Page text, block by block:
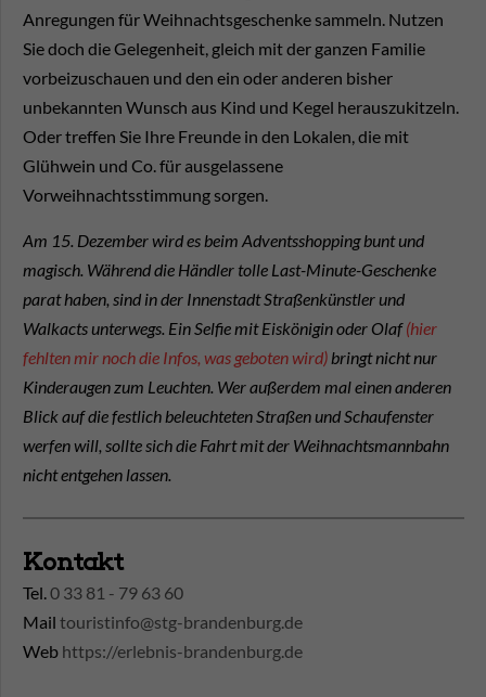
Anregungen für Weihnachtsgeschenke sammeln. Nutzen
Sie doch die Gelegenheit, gleich mit der ganzen Familie
vorbeizuschauen und den ein oder anderen bisher
unbekannten Wunsch aus Kind und Kegel herauszukitzeln.
Oder treffen Sie Ihre Freunde in den Lokalen, die mit
Glühwein und Co. für ausgelassene
Vorweihnachtsstimmung sorgen.
Am 15. Dezember wird es beim Adventsshopping bunt und
magisch. Während die Händler tolle Last-Minute-Geschenke
parat haben, sind in der Innenstadt Straßenkünstler und
Walkacts unterwegs. Ein Selfie mit Eiskönigin oder Olaf(hier
fehlten mir noch die Infos, was geboten wird) bringt nicht nur
Kinderaugen zum Leuchten. Wer außerdem mal einen anderen
Blick auf die festlich beleuchteten Straßen und Schaufenster
werfen will, sollte sich die Fahrt mit der Weihnachtsmannbahn
nicht entgehen lassen.
Kontakt
Tel.0 33 81 - 79 63 60
Mail touristinfo@stg-brandenburg.de
Web https://erlebnis-brandenburg.de